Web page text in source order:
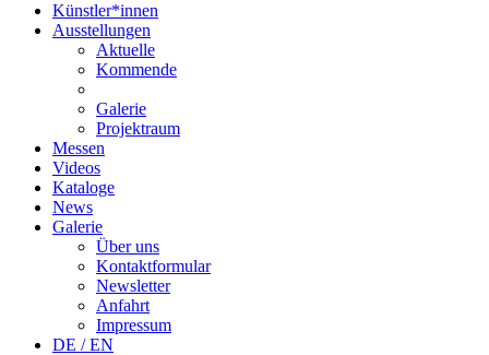
Künstler*innen
Ausstellungen
Aktuelle
Kommende
Galerie
Projektraum
Messen
Videos
Kataloge
News
Galerie
Über uns
Kontaktformular
Newsletter
Anfahrt
Impressum
DE / EN